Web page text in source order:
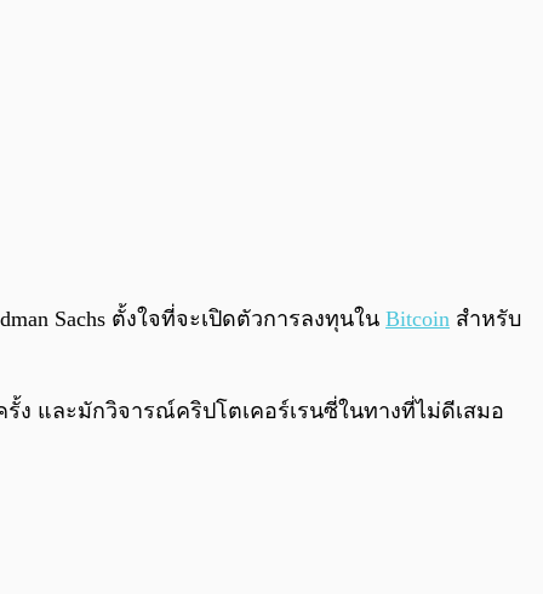
Sachs ตั้งใจที่จะเปิดตัวการลงทุนใน Bitcoin สำหรับ
รั้ง และมักวิจารณ์คริปโตเคอร์เรนซี่ในทางที่ไม่ดีเสมอ